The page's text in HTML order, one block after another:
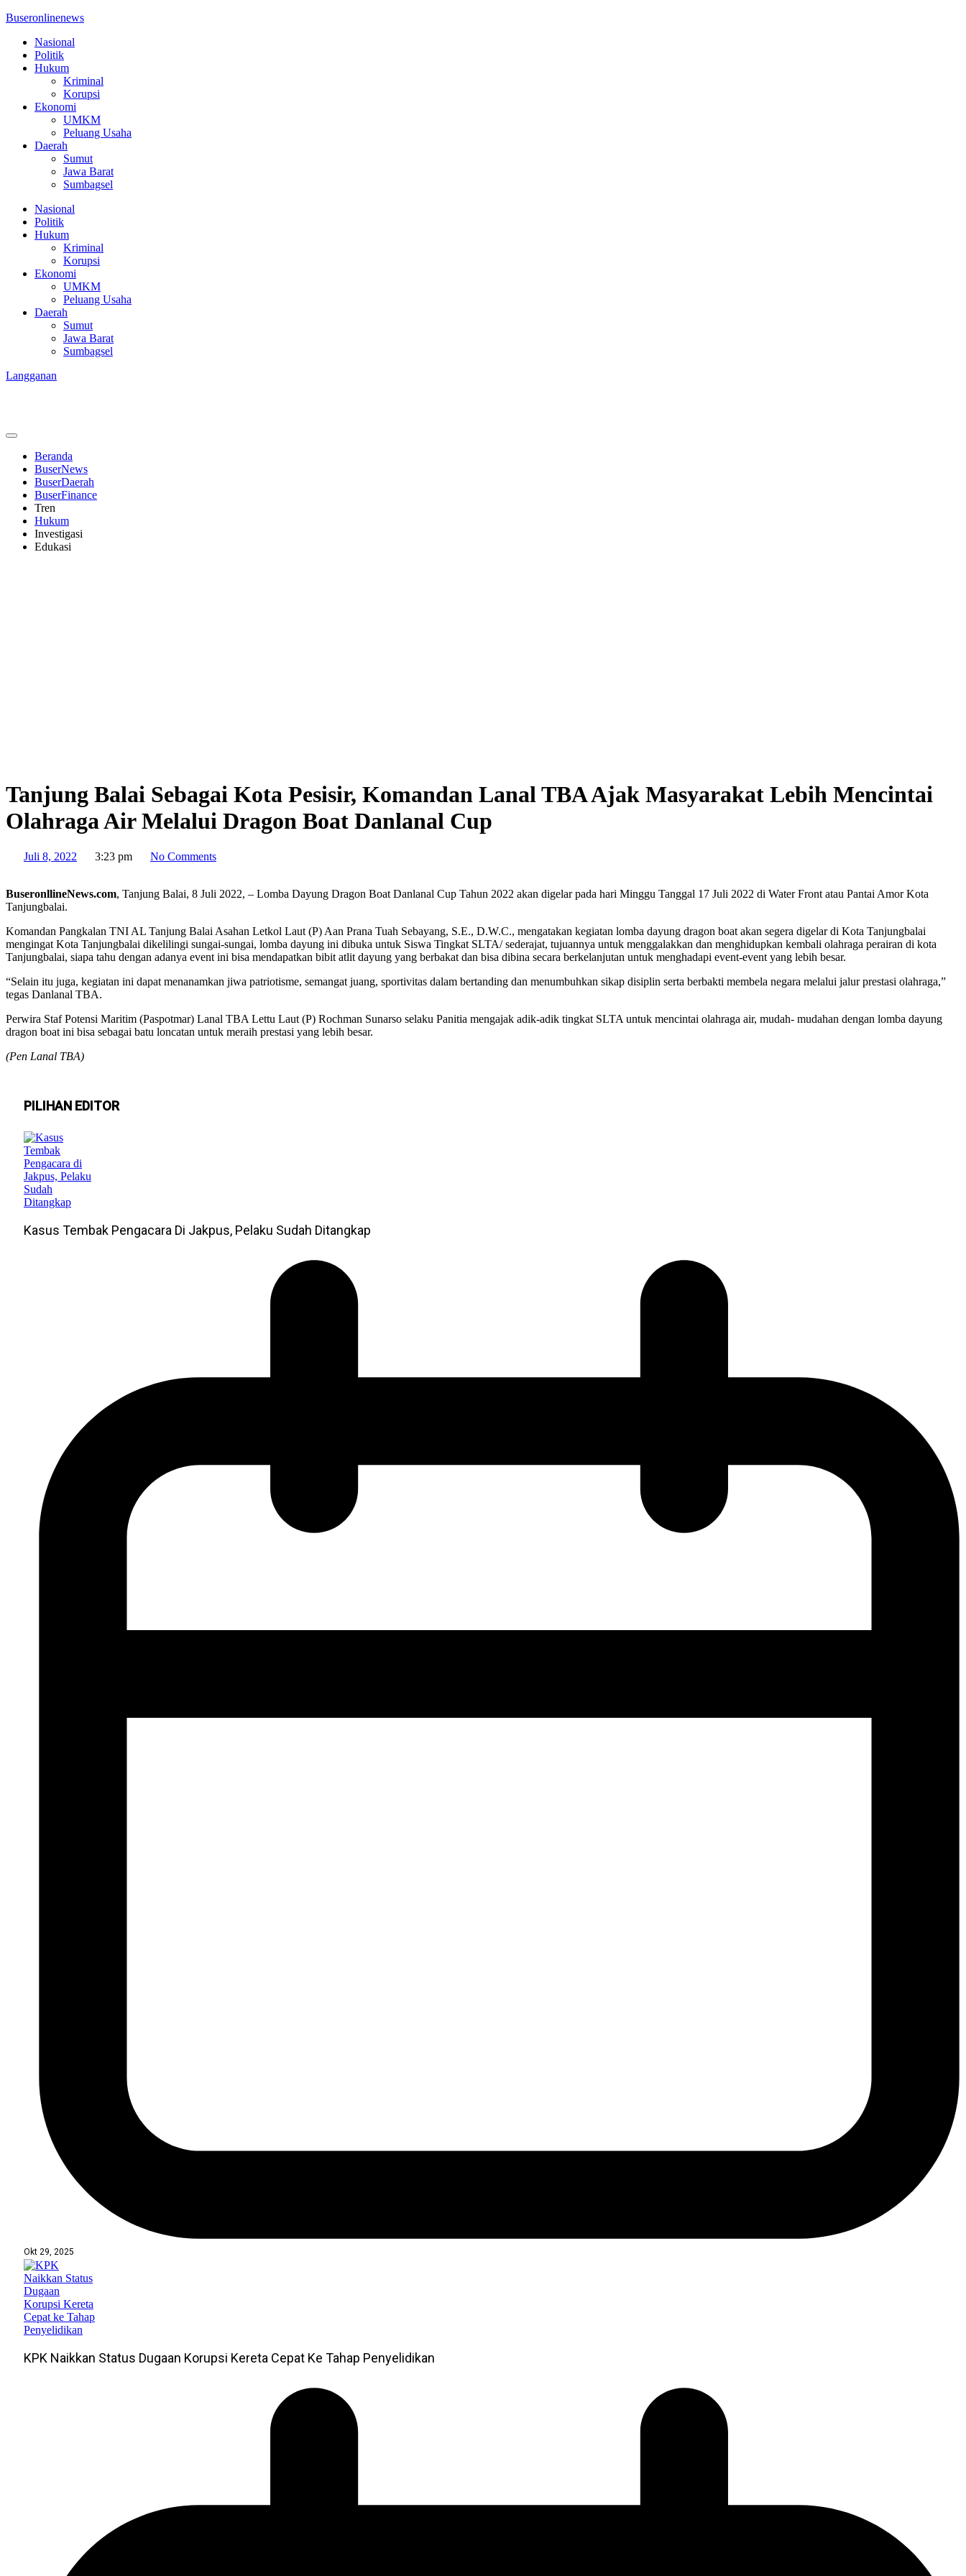
Buseronlinenews
Nasional
Politik
Hukum
Kriminal
Korupsi
Ekonomi
UMKM
Peluang Usaha
Daerah
Sumut
Jawa Barat
Sumbagsel
Nasional
Politik
Hukum
Kriminal
Korupsi
Ekonomi
UMKM
Peluang Usaha
Daerah
Sumut
Jawa Barat
Sumbagsel
Langganan
Beranda
BuserNews
BuserDaerah
BuserFinance
Tren
Hukum
Investigasi
Edukasi
Tanjung Balai Sebagai Kota Pesisir, Komandan Lanal TBA Ajak Masyarakat Lebih Mencintai
Olahraga Air Melalui Dragon Boat Danlanal Cup
Juli 8, 2022 3:23 pm No Comments
BuseronllineNews.com, Tanjung Balai, 8 Juli 2022, – Lomba Dayung Dragon Boat Danlanal Cup Tahun 2022 akan digelar pada hari Minggu Tanggal 17 Juli 2022 di Water Front atau Pantai Amor Kota
Tanjungbalai.
Komandan Pangkalan TNI AL Tanjung Balai Asahan Letkol Laut (P) Aan Prana Tuah Sebayang, S.E., D.W.C., mengatakan kegiatan lomba dayung dragon boat akan segera digelar di Kota Tanjungbalai
mengingat Kota Tanjungbalai dikelilingi sungai-sungai, lomba dayung ini dibuka untuk Siswa Tingkat SLTA/ sederajat, tujuannya untuk menggalakkan dan menghidupkan kembali olahraga perairan di kota
Tanjungbalai, siapa tahu dengan adanya event ini bisa mendapatkan bibit atlit dayung yang berbakat dan bisa dibina secara berkelanjutan untuk menghadapi event-event yang lebih besar.
“Selain itu juga, kegiatan ini dapat menanamkan jiwa patriotisme, semangat juang, sportivitas dalam bertanding dan menumbuhkan sikap disiplin serta berbakti membela negara melalui jalur prestasi olahraga,”
tegas Danlanal TBA.
Perwira Staf Potensi Maritim (Paspotmar) Lanal TBA Lettu Laut (P) Rochman Sunarso selaku Panitia mengajak adik-adik tingkat SLTA untuk mencintai olahraga air, mudah- mudahan dengan lomba dayung
dragon boat ini bisa sebagai batu loncatan untuk meraih prestasi yang lebih besar.
(Pen Lanal TBA)
PILIHAN EDITOR
Kasus Tembak Pengacara Di Jakpus, Pelaku Sudah Ditangkap
Okt 29, 2025
KPK Naikkan Status Dugaan Korupsi Kereta Cepat Ke Tahap Penyelidikan